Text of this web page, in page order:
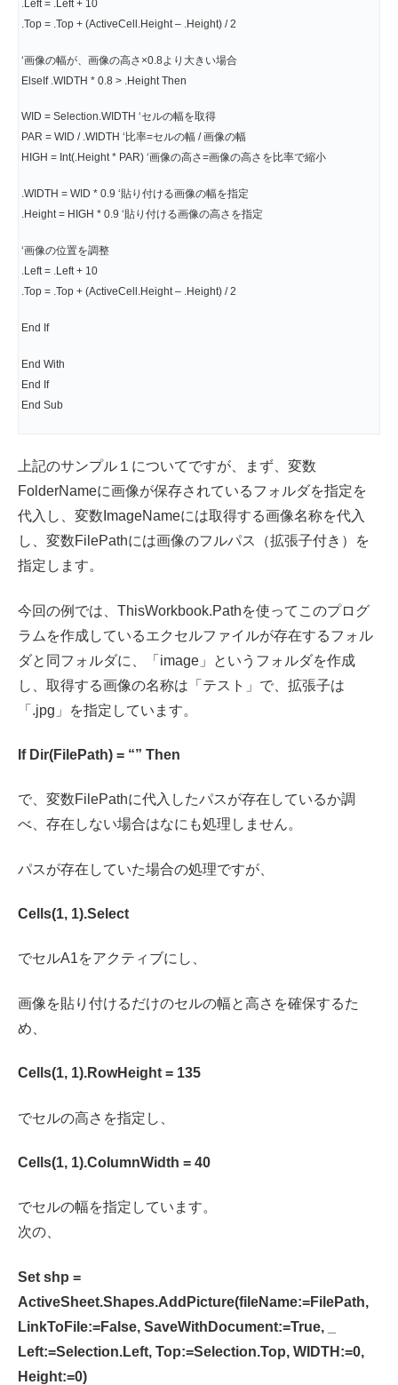
.Left = .Left + 10
.Top = .Top + (ActiveCell.Height – .Height) / 2
‘画像の幅が、画像の高さ×0.8より大きい場合
ElseIf .WIDTH * 0.8 > .Height Then
WID = Selection.WIDTH ‘セルの幅を取得
PAR = WID / .WIDTH ‘比率=セルの幅 / 画像の幅
HIGH = Int(.Height * PAR) ‘画像の高さ=画像の高さを比率で縮小
.WIDTH = WID * 0.9 ‘貼り付ける画像の幅を指定
.Height = HIGH * 0.9 ‘貼り付ける画像の高さを指定
‘画像の位置を調整
.Left = .Left + 10
.Top = .Top + (ActiveCell.Height – .Height) / 2
End If
End With
End If
End Sub
上記のサンプル１についてですが、まず、変数
FolderNameに画像が保存されているフォルダを指定を
代入し、変数ImageNameには取得する画像名称を代入
し、変数FilePathには画像のフルパス（拡張子付き）を
指定します。
今回の例では、ThisWorkbook.Pathを使ってこのプログ
ラムを作成しているエクセルファイルが存在するフォル
ダと同フォルダに、「image」というフォルダを作成
し、取得する画像の名称は「テスト」で、拡張子は
「.jpg」を指定しています。
If Dir(FilePath) = “” Then
で、変数FilePathに代入したパスが存在しているか調
べ、存在しない場合はなにも処理しません。
パスが存在していた場合の処理ですが、
Cells(1, 1).Select
でセルA1をアクティブにし、
画像を貼り付けるだけのセルの幅と高さを確保するた
め、
Cells(1, 1).RowHeight = 135
でセルの高さを指定し、
Cells(1, 1).ColumnWidth = 40
でセルの幅を指定しています。
次の、
Set shp =
ActiveSheet.Shapes.AddPicture(fileName:=FilePath,
LinkToFile:=False, SaveWithDocument:=True, _
Left:=Selection.Left, Top:=Selection.Top, WIDTH:=0,
Height:=0)